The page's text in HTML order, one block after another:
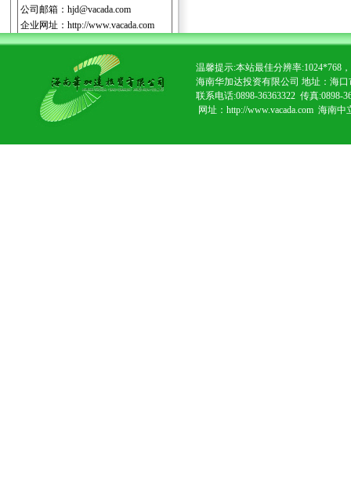
公司邮箱： hjd@vacada.com
企业网址： http://www.vacada.com
温馨提示:本站最佳分辨率:1024*768
海南华加达投资有限公司 地址：海
联系电话:0898-36363322 传真:0898-
网址：http://www.vacada.com 海南中